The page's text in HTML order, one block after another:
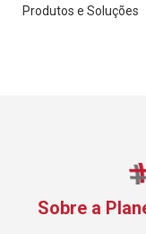
Produtos e Soluções
Sobre a